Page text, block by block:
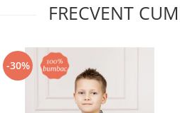
FRECVENT
-30%